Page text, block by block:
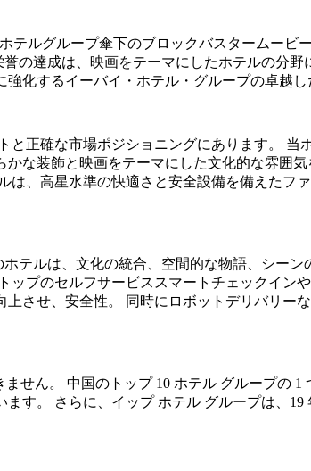
ルグループ傘下のブロックバスタームービ
の達成は、映画をテーマにしたホテルの分
化するイーバイ・ホテル・グループの卓越し
と正確な市場ポジショニングにあります。
な装飾と映画をテーマにした文化的な雰囲
、高星水準の快適さと安全設備を備えたフ
テルは、文化の統合、空間的な物語、シー
プのセルフサービススマートチェックイン
させ、安全性。 同時にロボットデリバリー
せん。 中国のトップ 10 ホテル グループの 1
す。 さらに、イップ ホテル グループは、